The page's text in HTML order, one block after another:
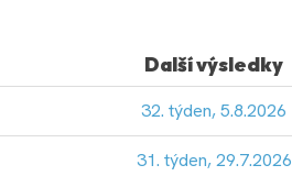
Další výsledky
32. týden, 5.8.2026
31. týden, 29.7.2026